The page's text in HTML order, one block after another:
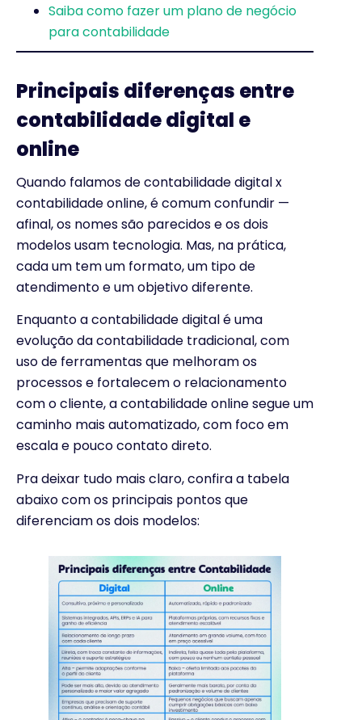
Saiba como fazer um plano de negócio
para contabilidade
Principais diferenças entre
contabilidade digital e
online
Quando falamos de contabilidade digital x
contabilidade online, é comum confundir —
afinal, os nomes são parecidos e os dois
modelos usam tecnologia. Mas, na prática,
cada um tem um formato, um tipo de
atendimento e um objetivo diferente.
Enquanto a contabilidade digital é uma
evolução da contabilidade tradicional, com
uso de ferramentas que melhoram os
processos e fortalecem o relacionamento
com o cliente, a contabilidade online segue um
caminho mais automatizado, com foco em
escala e pouco contato direto.
Pra deixar tudo mais claro, confira a tabela
abaixo com os principais pontos que
diferenciam os dois modelos: